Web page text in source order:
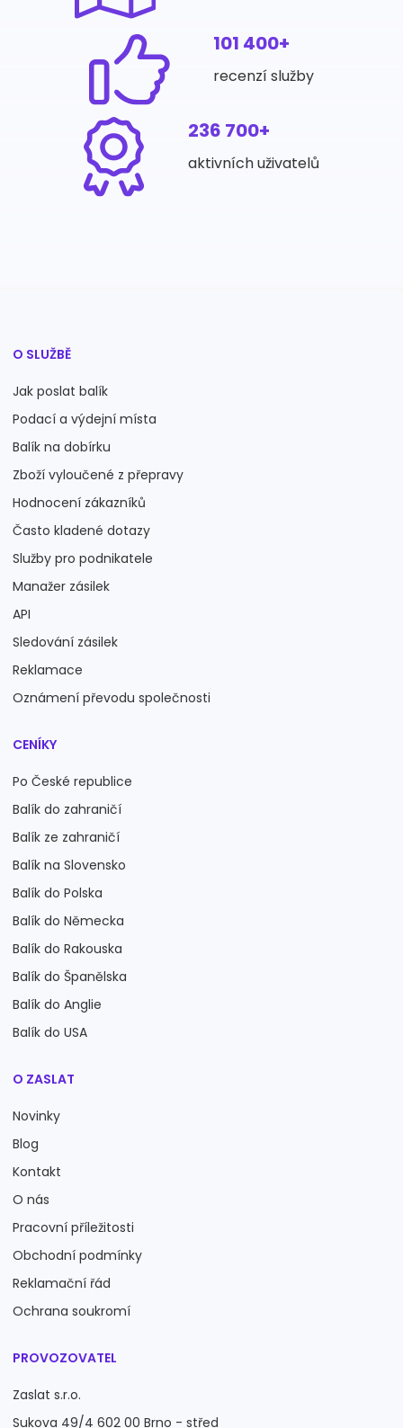
101 400+
recenzí služby
236 700+
aktivních uživatelů
O SLUŽBĚ
Jak poslat balík
Podací a výdejní místa
Balík na dobírku
Zboží vyloučené z přepravy
Hodnocení zákazníků
Často kladené dotazy
Služby pro podnikatele
Manažer zásilek
API
Sledování zásilek
Reklamace
Oznámení převodu společnosti
CENÍKY
Po České republice
Balík do zahraničí
Balík ze zahraničí
Balík na Slovensko
Balík do Polska
Balík do Německa
Balík do Rakouska
Balík do Španělska
Balík do Anglie
Balík do USA
O ZASLAT
Novinky
Blog
Kontakt
O nás
Pracovní příležitosti
Obchodní podmínky
Reklamační řád
Ochrana soukromí
PROVOZOVATEL
Zaslat s.r.o.
Sukova 49/4 602 00 Brno - střed